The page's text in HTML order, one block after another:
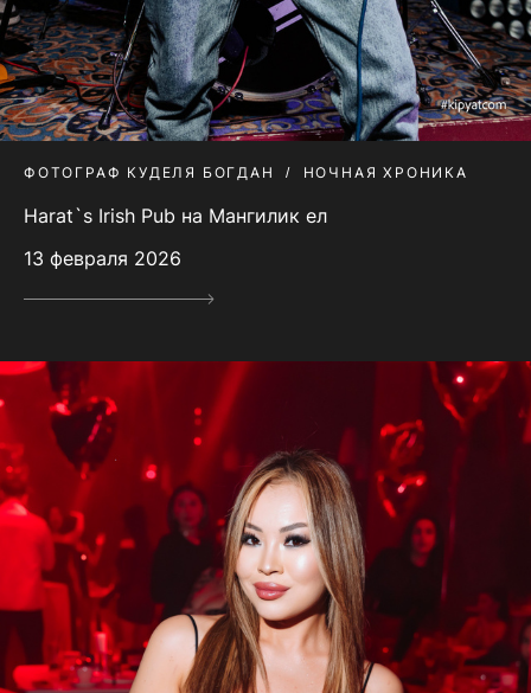
ФОТОГРАФ КУДЕЛЯ БОГДАН НОЧНАЯ ХРОНИКА
Harat`s Irish Pub на Мангилик ел
13 февраля 2026